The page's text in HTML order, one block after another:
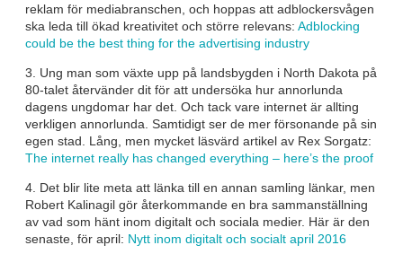
reklam för mediabranschen, och hoppas att adblockersvågen
ska leda till ökad kreativitet och större relevans: Adblocking
could be the best thing for the advertising industry
3. Ung man som växte upp på landsbygden i North Dakota på
80-talet återvänder dit för att undersöka hur annorlunda
dagens ungdomar har det. Och tack vare internet är allting
verkligen annorlunda. Samtidigt ser de mer försonande på sin
egen stad. Lång, men mycket läsvärd artikel av Rex Sorgatz:
The internet really has changed everything – here’s the proof
4. Det blir lite meta att länka till en annan samling länkar, men
Robert Kalinagil gör återkommande en bra sammanställning
av vad som hänt inom digitalt och sociala medier. Här är den
senaste, för april: Nytt inom digitalt och socialt april 2016